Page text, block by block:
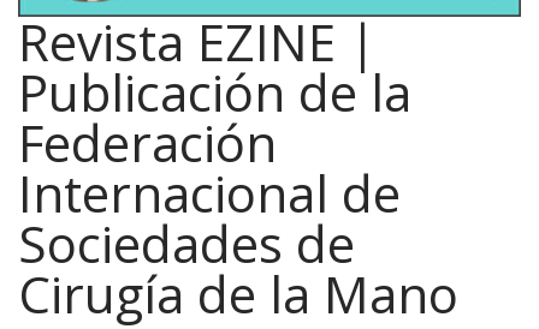
Revista EZINE |
Publicación de la
Federación
Internacional de
Sociedades de
Cirugía de la Mano